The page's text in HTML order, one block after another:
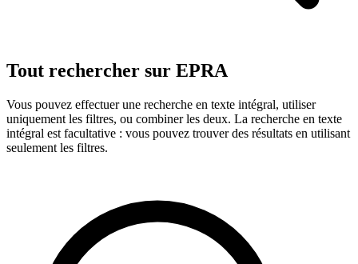
Tout rechercher sur EPRA
Vous pouvez effectuer une recherche en texte intégral, utiliser
uniquement les filtres, ou combiner les deux. La recherche en texte
intégral est facultative : vous pouvez trouver des résultats en utilisant
seulement les filtres.